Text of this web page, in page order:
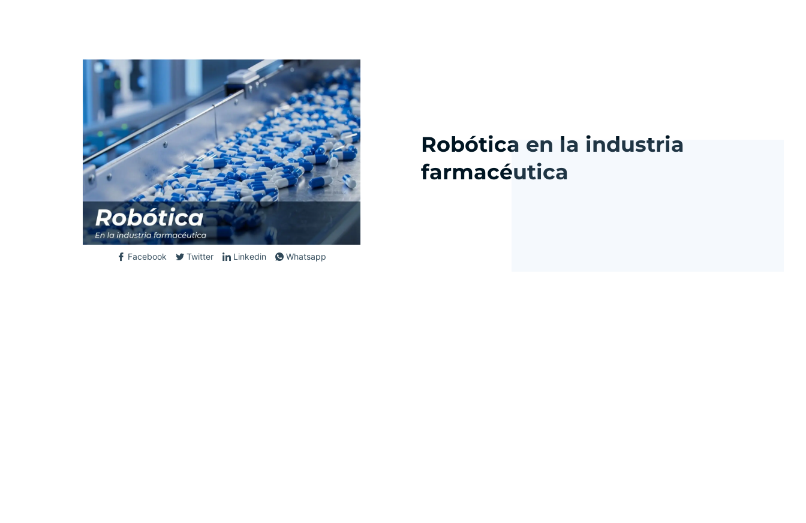
Facebook Twitter Linkedin Whatsapp
Robótica en la industria
farmacéutica